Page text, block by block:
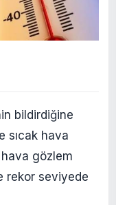
bildirdiğine
sıcak hava
gözlem
rekor seviyede